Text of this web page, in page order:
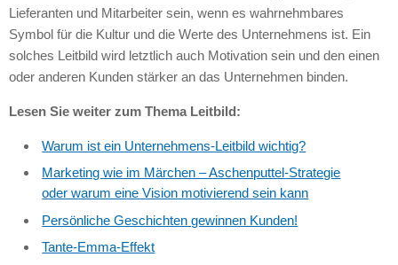
Lieferanten und Mitarbeiter sein, wenn es wahrnehmbares
Symbol für die Kultur und die Werte des Unternehmens ist. Ein
solches Leitbild wird letztlich auch Motivation sein und den einen
oder anderen Kunden stärker an das Unternehmen binden.
Lesen Sie weiter zum Thema Leitbild:
Warum ist ein Unternehmens-Leitbild wichtig?
Marketing wie im Märchen – Aschenputtel-Strategie
oder warum eine Vision motivierend sein kann
Persönliche Geschichten gewinnen Kunden!
Tante-Emma-Effekt